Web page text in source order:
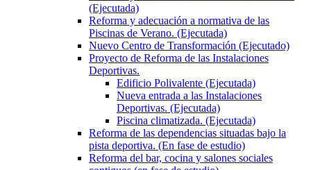
(Ejecutada)
Reforma y adecuación a normativa de las
Piscinas de Verano. (Ejecutada)
Nuevo Centro de Transformación (Ejecutado)
Proyecto de Reforma de las Instalaciones
Deportivas.
Edificio Polivalente (Ejecutada)
Nueva entrada a las Instalaciones
Deportivas. (Ejecutada)
Piscina climatizada. (Ejecutada)
Reforma de las dependencias situadas bajo la
pista deportiva. (En fase de estudio)
Reforma del bar, cocina y salones sociales